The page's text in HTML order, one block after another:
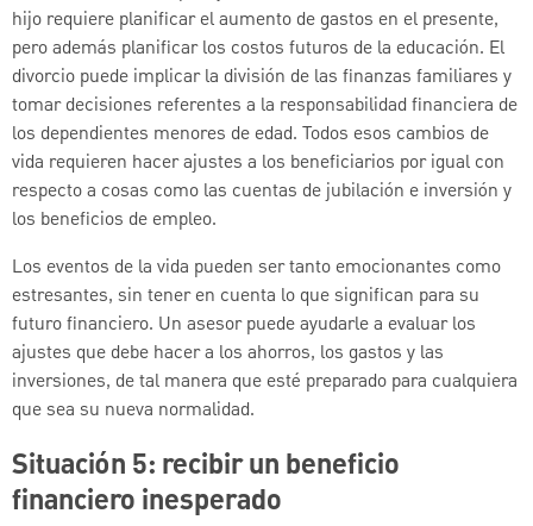
hijo requiere planificar el aumento de gastos en el presente,
pero además planificar los costos futuros de la educación. El
divorcio puede implicar la división de las finanzas familiares y
tomar decisiones referentes a la responsabilidad financiera de
los dependientes menores de edad. Todos esos cambios de
vida requieren hacer ajustes a los beneficiarios por igual con
respecto a cosas como las cuentas de jubilación e inversión y
los beneficios de empleo.
Los eventos de la vida pueden ser tanto emocionantes como
estresantes, sin tener en cuenta lo que significan para su
futuro financiero. Un asesor puede ayudarle a evaluar los
ajustes que debe hacer a los ahorros, los gastos y las
inversiones, de tal manera que esté preparado para cualquiera
que sea su nueva normalidad.
Situación 5: recibir un beneficio
financiero inesperado